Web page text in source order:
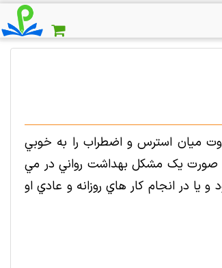
ميان استرس و اضطراب را به خوبي
صورت يک مشکل بهداشت رواني در مي
يا در انجام کار هاي روزانه و عادي او